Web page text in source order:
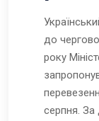
до
року
серпня.